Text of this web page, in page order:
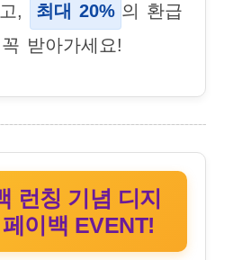
,
최대 20% 의 환급
받아가세요!
런칭 기념 디지
이백 EVENT!